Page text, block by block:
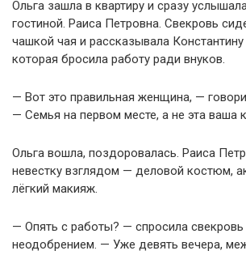
Ольга зашла в квартиру и сразу
гостиной. Раиса Петровна. Свекровь
чашкой чая и рассказывала
которая бросила работу ради внуков.
— Вот это правильная женщина, —
— Семья на первом месте, а не эта ваша
Ольга вошла, поздоровалась. Раиса
невестку взглядом — деловой костюм,
лёгкий макияж.
— Опять с работы? — спросила
неодобрением. — Уже девять вечера,